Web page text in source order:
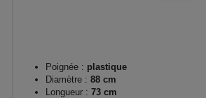
Poignée : plastique
Diamètre : 88 cm
Longueur : 73 cm